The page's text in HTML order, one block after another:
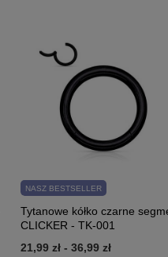
NASZ BESTSELLER
Tytanowe kółko czarne
CLICKER - TK-001
21,99 zł - 36,99 zł